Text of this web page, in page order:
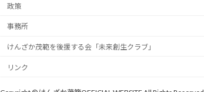
政策
事務所
けんざか茂範を後援する会「未来創生クラブ」
リンク